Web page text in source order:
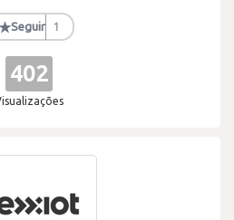
★Seguir 1
402